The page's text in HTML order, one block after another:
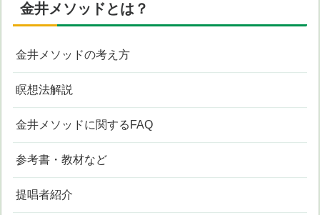
金井メソッドとは？
金井メソッドの考え方
瞑想法解説
金井メソッドに関するFAQ
参考書・教材など
提唱者紹介